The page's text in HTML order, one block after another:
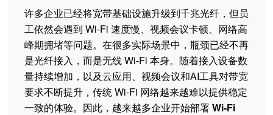
许多企业已经将宽带基础设施升级到千兆光纤，但员
工依然会遇到 Wi-Fi 速度慢、视频会议卡顿、网络高
峰期拥堵等问题。在很多实际场景中，瓶颈已经不再
是光纤接入，而是无线 Wi-Fi 本身。随着接入设备数
量持续增加，以及云应用、视频会议和AI工具对带宽
要求不断提升，传统 Wi-Fi 网络越来越难以提供稳定
一致的体验。因此，越来越多企业开始部署Wi-Fi